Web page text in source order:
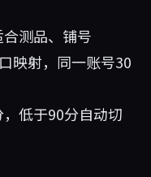
测品、铺号
映射，同一账号30
低于90分自动切